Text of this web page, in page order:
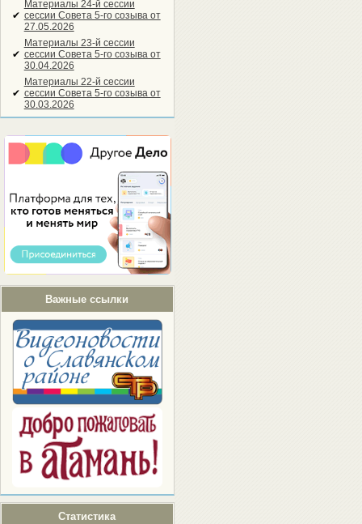
✔
Материалы 24-й сессии
сессии Совета 5-го созыва от
27.05.2026
✔
Материалы 23-й сессии
сессии Совета 5-го созыва от
30.04.2026
✔
Материалы 22-й сессии
сессии Совета 5-го созыва от
30.03.2026
Важные ссылки
Статистика